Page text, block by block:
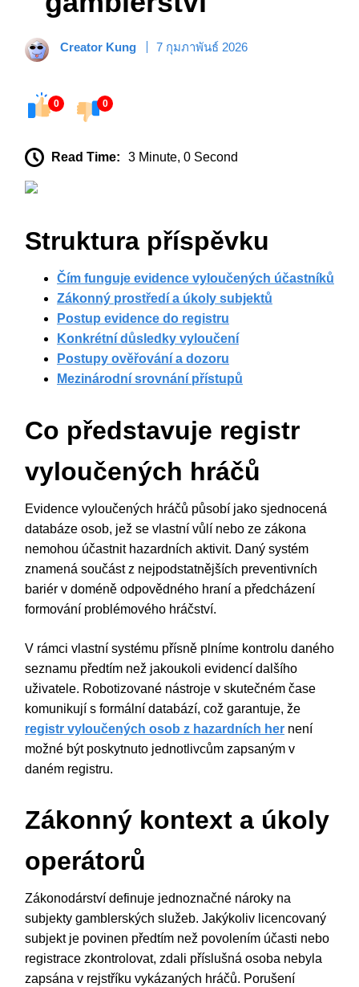
Creator Kung 7 กุมภาพันธ์ 2026
0 0
Read Time: 3 Minute, 0 Second
Struktura příspěvku
Čím funguje evidence vyloučených účastníků
Zákonný prostředí a úkoly subjektů
Postup evidence do registru
Konkrétní důsledky vyloučení
Postupy ověřování a dozoru
Mezinárodní srovnání přístupů
Co představuje registr
vyloučených hráčů
Evidence vyloučených hráčů působí jako sjednocená
databáze osob, jež se vlastní vůlí nebo ze zákona
nemohou účastnit hazardních aktivit. Daný systém
znamená součást z nejpodstatnějších preventivních
bariér v doméně odpovědného hraní a předcházení
formování problémového hráčství.
V rámci vlastní systému přísně plníme kontrolu daného
seznamu předtím než jakoukoli evidencí dalšího
uživatele. Robotizované nástroje v skutečném čase
komunikují s formální databází, což garantuje, že
registr vyloučených osob z hazardních her není
možné být poskytnuto jednotlivcům zapsaným v
daném registru.
Zákonný kontext a úkoly
operátorů
Zákonodárství definuje jednoznačné nároky na
subjekty gamblerských služeb. Jakýkoliv licencovaný
subjekt je povinen předtím než povolením účasti nebo
registrace zkontrolovat, zdali příslušná osoba nebyla
zapsána v rejstříku vykázaných hráčů. Porušení